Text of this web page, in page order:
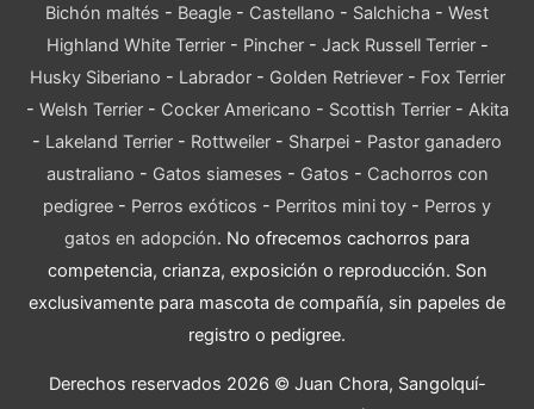
Bichón maltés - Beagle - Castellano - Salchicha - West
Highland White Terrier- Pincher- Jack Russell Terrier-
Husky Siberiano - Labrador- Golden Retriever- Fox Terrier
- Welsh Terrier- Cocker Americano - Scottish Terrier- Akita
- Lakeland Terrier - Rottweiler - Sharpei - Pastor ganadero
australiano - Gatos siameses - Gatos - Cachorros con
pedigree - Perros exóticos - Perritos mini toy - Perros y
gatos en adopción. No ofrecemos cachorros para
competencia, crianza, exposición o reproducción. Son
exclusivamente para mascota de compañía, sin papeles de
registro o pedigree.
Derechos reservados 2026 © Juan Chora, Sangolquí-